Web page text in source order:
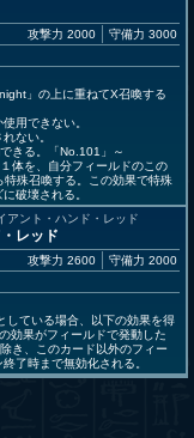
攻撃力 2000 守備力 3000
」の上に重ねてX召喚する
用できない。
ない。
きる。「No.101」～
体を、自分フィールドのこの
殊召喚する。この効果で特殊
破壊される。
アント・ハンド・レッド
レッド
攻撃力 2600 守備力 2000
ている場合、以下の効果を得
効果がフィールドで発動した
き、このカード以外のフィー
了時まで無効化される。